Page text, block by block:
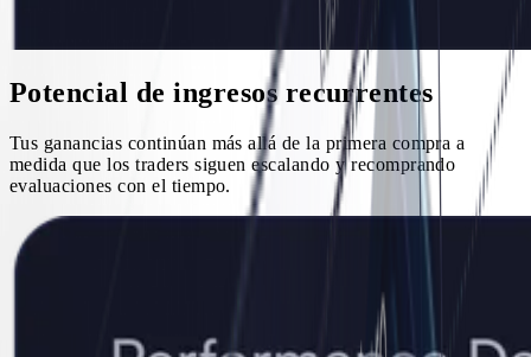
Potencial de ingresos recurrentes
Tus ganancias continúan más allá de la primera compra a
medida que los traders siguen escalando y recomprando
evaluaciones con el tiempo.